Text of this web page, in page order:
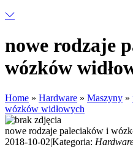
nowe rodzaje
wózków
Home » Hardware » Maszyny »
wózków widłowych
nowe rodzaje paleciaków i
2018-10-02|Kategoria: